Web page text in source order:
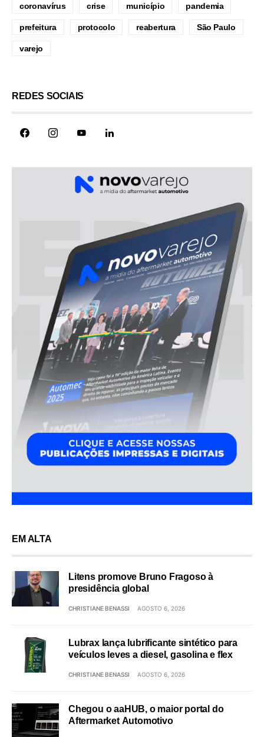
coronavírus crise município pandemia
prefeitura protocolo reabertura São Paulo
varejo
REDES SOCIAIS
EM ALTA
Litens promove Bruno Fragoso à
presidência global
CHRISTIANE BENASSI AGOSTO 6, 2026
Lubrax lança lubrificante sintético para
veículos leves a diesel, gasolina e flex
CHRISTIANE BENASSI AGOSTO 6, 2026
Chegou o aaHUB, o maior portal do
Aftermarket Automotivo